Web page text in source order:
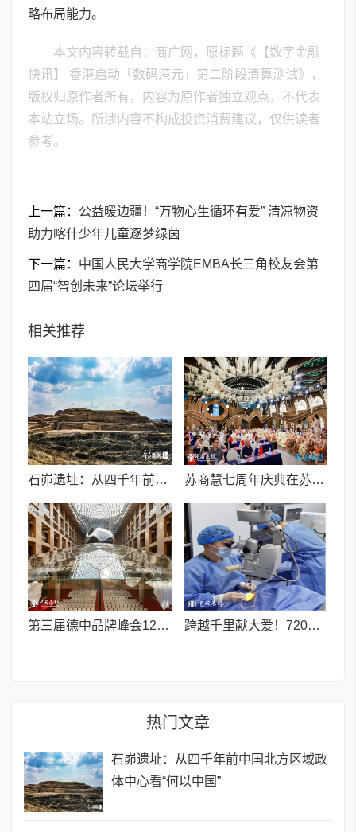
略布局能力。
本文内容转载自：商广网，原标题《【数字金融
快讯】 香港启动「数码港元」第二阶段清算测试》，
版权归原作者所有，内容为原作者独立观点，不代表
本站立场。所涉内容不构成投资消费建议，仅供读者
参考。
上一篇： 公益暖边疆！“万物心生循环有爱” 清凉物资
助力喀什少年儿童逐梦绿茵
下一篇： ​中国人民大学商学院EMBA长三角校友会第
四届“智创未来”论坛举行
相关推荐
石峁遗址：从四千年前中国北方区域政体中心看“何以中国” 苏商慧七周年庆典在苏州隆重举行 七大联创共启发展新篇章
第三届德中品牌峰会12月将在柏林举办，聚焦人工智能时代品牌全球化发展 跨越千里献大爱！720光明行助力喀什150名白内障老人重获清晰视界
热门文章
石峁遗址：从四千年前中国北方区域政
体中心看“何以中国”